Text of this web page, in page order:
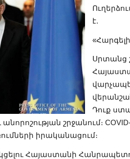
է.
Սրտանց
Դուք
շրջանում։
իրականացում։
Հայաստանի